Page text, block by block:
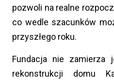
pozwoli na realne
co wedle szacunków
przyszłego roku.
Fundacja nie zamierza
rekonstrukcji domu